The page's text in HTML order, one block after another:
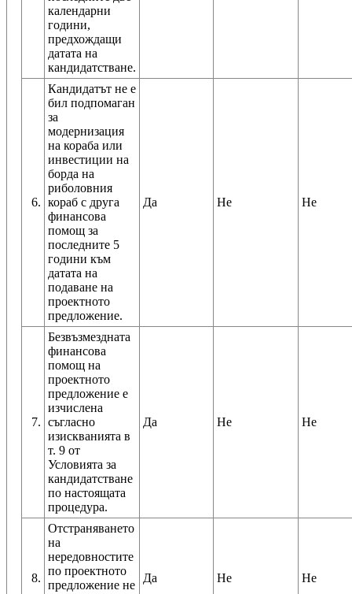
календарни
години,
предхождащи
датата на
кандидатстване.
6.
Кандидатът не е
бил подпомаган
за
модернизация
на кораба или
инвестиции на
борда на
риболовния
кораб с друга
финансова
помощ за
последните 5
години към
датата на
подаване на
проектното
предложение.
Да Не Не
7.
Безвъзмездната
финансова
помощ на
проектното
предложение е
изчислена
съгласно
изискванията в
т. 9 от
Условията за
кандидатстване
по настоящата
процедура.
Да Не Не
8.
Отстраняването
на
нередовностите
по проектното
предложение не
Да Не Не